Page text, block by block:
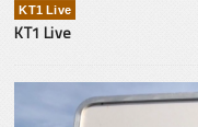
KT1 Live
KT1 Live